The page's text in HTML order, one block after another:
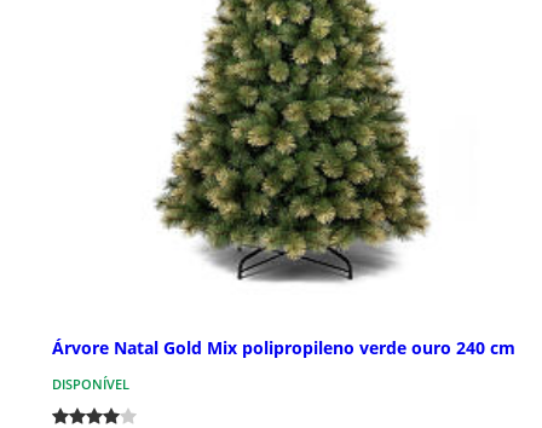
Árvore Natal Gold Mix polipropileno verde ouro 240 cm
DISPONÍVEL